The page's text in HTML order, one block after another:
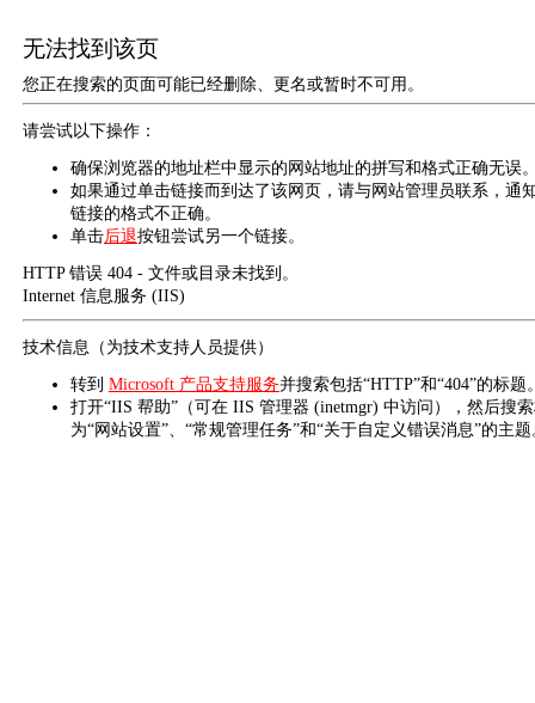
无法找到该页
您正在搜索的页面可能已经删除、更名或暂时不可用。
请尝试以下操作：
确保浏览器的地址栏中显示的网站地址的拼写和格式正确无误
如果通过单击链接而到达了该网页，请与网站管理员联系，通
链接的格式不正确。
单击后退按钮尝试另一个链接。
HTTP 错误 404 - 文件或目录未找到。
Internet 信息服务 (IIS)
技术信息（为技术支持人员提供）
转到 Microsoft 产品支持服务并搜索包括“HTTP”和“404”的标题
打开“IIS 帮助”（可在 IIS 管理器 (inetmgr) 中访问），然后搜
为“网站设置”、“常规管理任务”和“关于自定义错误消息”的主题